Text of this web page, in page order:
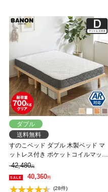
ダブル
送料無料
すのこベッド ダブル 木製ベッド マ
ットレス付き ポケットコイルマット
レス ふつう 組立簡単 ヘッドレス 一
人暮らし 北欧 低ホルムアルデヒド
バノン【AR】 【大型家具配送】
42,480円
40,360円
(28件)